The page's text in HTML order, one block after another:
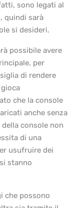
sono legati al
quindi sarà
si desideri.
possibile avere
per
di rendere
che la console
anche senza
console non
di una
usufruire dei
stanno
che possono